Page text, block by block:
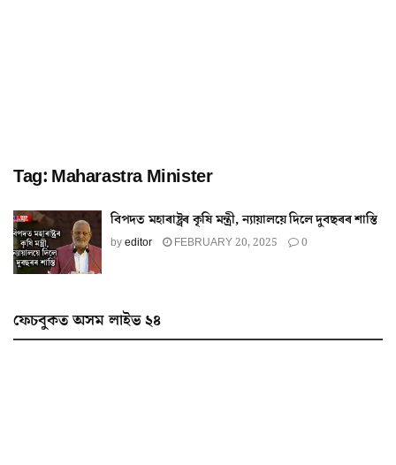
Tag: Maharastra Minister
বিপদত মহাৰাষ্ট্ৰৰ কৃষি মন্ত্ৰী, ন্যায়ালয়ে দিলে দুবছৰৰ শাস্তি
byeditor FEBRUARY 20, 2025 0
ফেচবুকত অসম লাইভ ২৪